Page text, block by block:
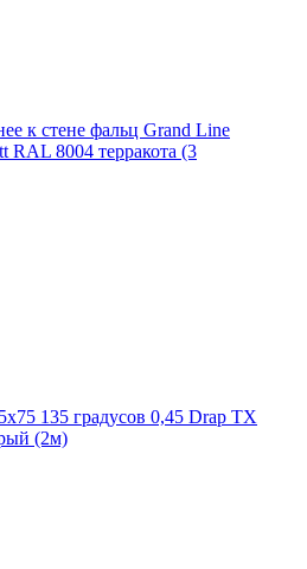
к стене фальц Grand Line
RAL 8004 терракота (3
135 градусов 0,45 Drap TX
(2м)